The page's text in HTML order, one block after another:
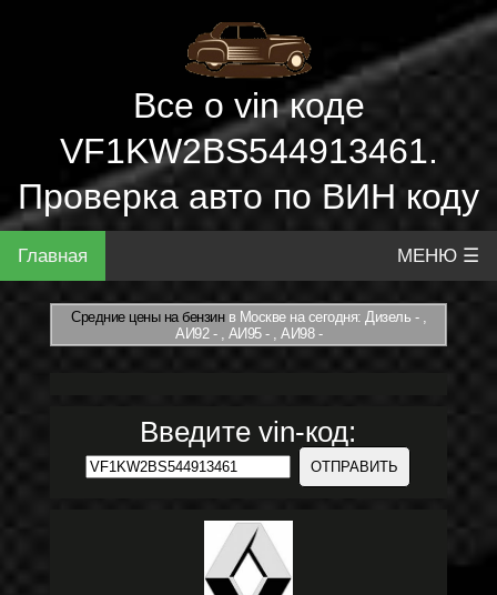
Все о vin коде
VF1KW2BS544913461.
Проверка авто по ВИН коду
Главная МЕНЮ ☰
Средние цены на бензинв Москве на сегодня: Дизель - ,
АИ92 - , АИ95 - , АИ98 -
Введите vin-код: